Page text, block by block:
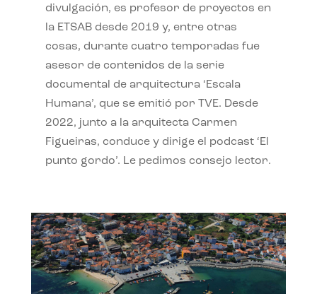
divulgación, es profesor de proyectos en
la ETSAB desde 2019 y, entre otras
cosas, durante cuatro temporadas fue
asesor de contenidos de la serie
documental de arquitectura ‘Escala
Humana’, que se emitió por TVE. Desde
2022, junto a la arquitecta Carmen
Figueiras, conduce y dirige el podcast ‘El
punto gordo’. Le pedimos consejo lector.